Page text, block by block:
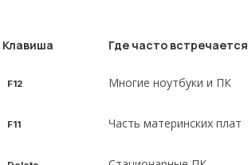
Клавиша Где часто встречается
F12 Многие ноутбуки и ПК
F11 Часть материнских плат